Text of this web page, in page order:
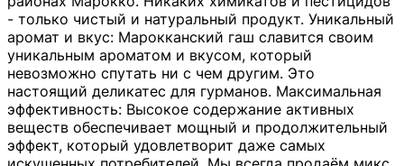
- только чистый и натуральный продукт. Уникальный
аромат и вкус: Марокканский гаш славится своим
уникальным ароматом и вкусом, который
невозможно спутать ни с чем другим. Это
настоящий деликатес для гурманов. Максимальная
эффективность: Высокое содержание активных
веществ обеспечивает мощный и продолжительный
эффект, который удовлетворит даже самых